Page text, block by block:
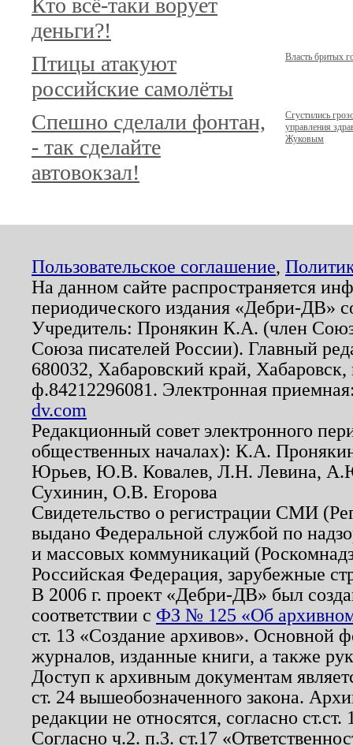
Кто всё-таки ворует
деньги?!
Птицы атакуют
российские самолёты
Власть бритых
Спешно сделали фонтан,
- так сделайте
автовокзал!
Сгустились
управления
Жуковым
Пользовательское соглашение,
На данном сайте распространяется
периодического издания «Дебри-ДВ»
Учредитель: Пронякин К.А. (член
Союза писателей России). Главный
680032, Хабаровский край,
ф.84212296081. Электронная
dv.com
Редакционный совет электронного
общественных началах): К.А.
Юрьев, Ю.В. Ковалев, Л.Н. Левина,
Сухинин, О.В. Егорова
Свидетельство о регистрации СМИ
выдано Федеральной службой по
и массовых коммуникаций
Российская Федерация, зарубежные
В 2006 г. проект «Дебри-ДВ» был
соответствии с ФЗ № 125 «Об
ст. 13 «Создание архивов». Основной
журналов, изданные книги, а также
Доступ к архивным документам
ст. 24 вышеобозначенного закона.
редакции не относятся, согласно
Согласно ч.2. п.3. ст.17